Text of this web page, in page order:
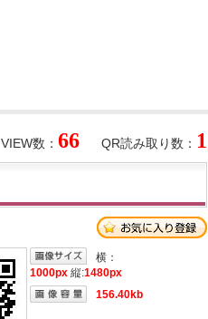
QR読み取り数： 1
VIEW数： 66
横：
1000px 縦:1480px
156.40kb